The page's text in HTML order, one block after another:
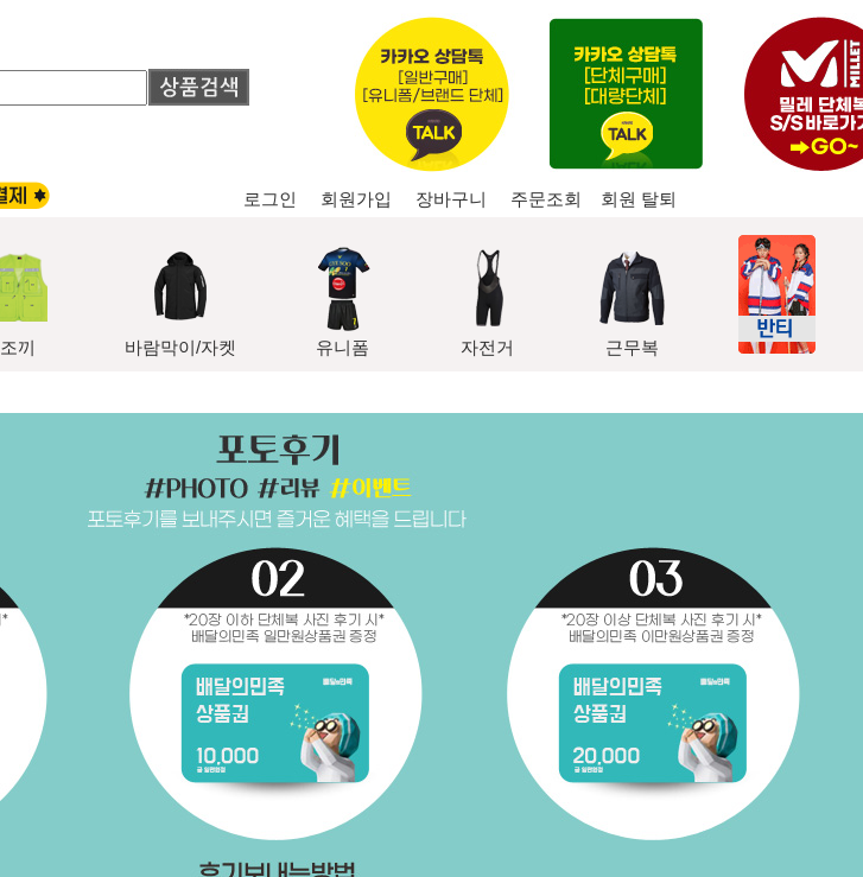
로그인 회원가입 장바구니 주문조회 회원 탈퇴
조끼 바람막이/자켓 유니폼 자전거 근무복